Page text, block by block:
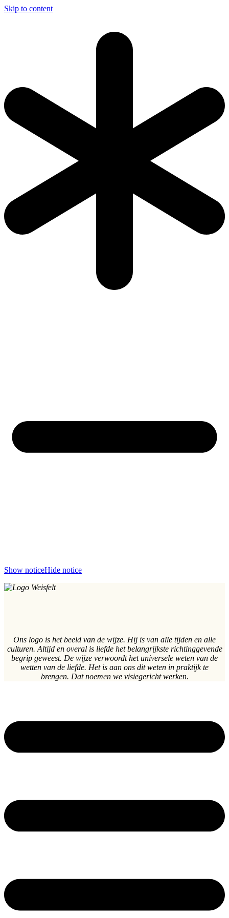
Skip to content
Show noticeHide notice
Ons logo is het beeld van de wijze. Hij is van alle tijden en alle
culturen. Altijd en overal is liefde het belangrijkste richtinggevende
begrip geweest. De wijze verwoordt het universele weten van de
wetten van de liefde. Het is aan ons dit weten in praktijk te
brengen. Dat noemen we visiegericht werken.